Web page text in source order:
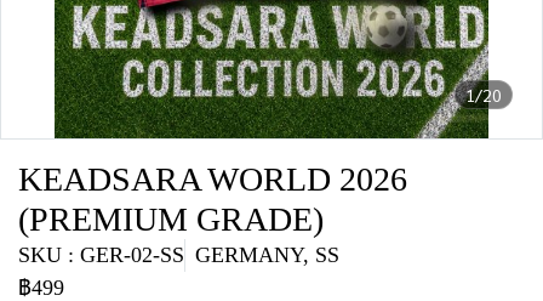
1/20
KEADSARA WORLD 2026
(PREMIUM GRADE)
SKU : GER-02-SS GERMANY, SS
฿499